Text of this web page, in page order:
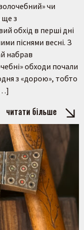
чи
ще з
обхід в перші дні
піснями весні. З
набрав
обходи почали
з «дорою», тобто
читати більше